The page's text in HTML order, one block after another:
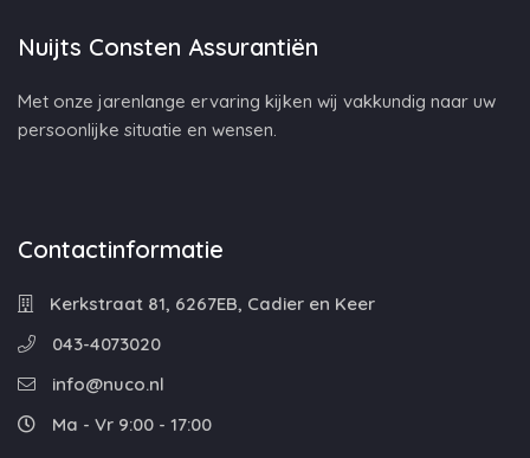
Nuijts Consten Assurantiën
Met onze jarenlange ervaring kijken wij vakkundig naar uw
persoonlijke situatie en wensen.
Contactinformatie
Kerkstraat 81, 6267EB, Cadier en Keer
043-4073020
info@nuco.nl
Ma - Vr 9:00 - 17:00